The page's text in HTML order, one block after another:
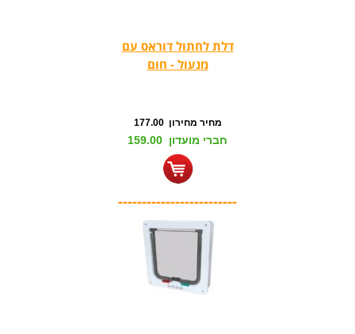
דלת לחתול דוראס עם
מנעול - חום
מחיר מחירון 177.00
חברי מועדון 159.00
-------------------------